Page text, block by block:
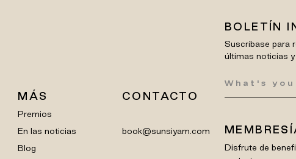
MÁS
Premios
En las noticias
Blog
CONTACTO
book@sunsiyam.com
BOLETÍN
Suscríbase para
últimas noticias
Disfrute de